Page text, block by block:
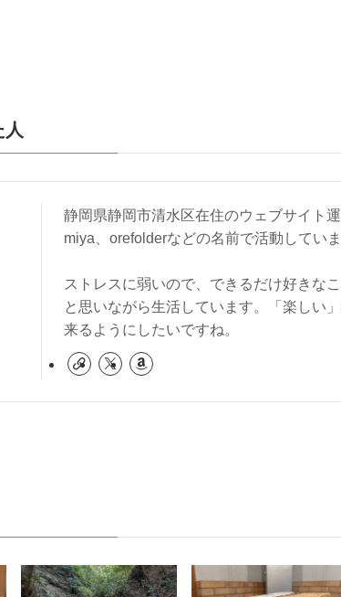
静岡県静岡市清水区在住のウェブサイト
miya、orefolderなどの名前で活動していま
ストレスに弱いので、できるだけ好きな
と思いながら生活しています。「楽しい
来るようにしたいですね。